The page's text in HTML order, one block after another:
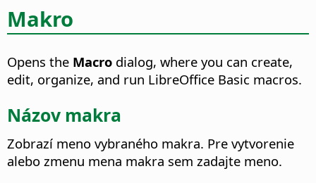
Makro
Opens the Macro dialog, where you can create,
edit, organize, and run LibreOffice Basic macros.
Názov makra
Zobrazí meno vybraného makra. Pre vytvorenie
alebo zmenu mena makra sem zadajte meno.